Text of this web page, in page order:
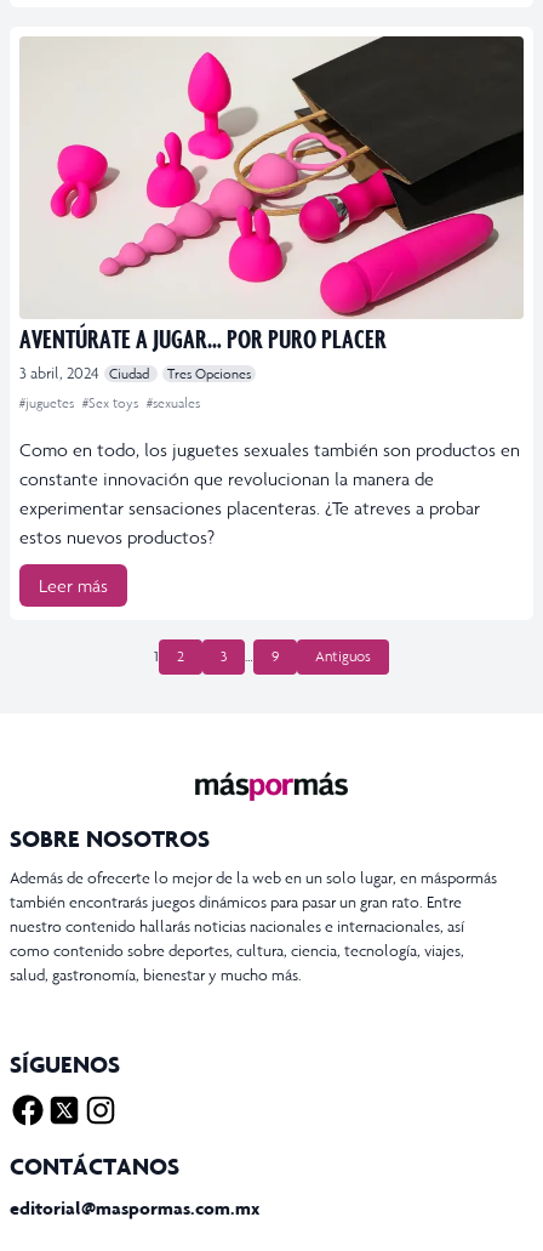
AVENTÚRATE A JUGAR… POR PURO PLACER
3 abril, 2024 Ciudad
Tres Opciones
#juguetes #Sex toys #sexuales
Como en todo, los juguetes sexuales también son productos en
constante innovación que revolucionan la manera de
experimentar sensaciones placenteras. ¿Te atreves a probar
estos nuevos productos?
Leer más
1 2 3 … 9 Antiguos
SOBRE NOSOTROS
Además de ofrecerte lo mejor de la web en un solo lugar, en máspormás
también encontrarás juegos dinámicos para pasar un gran rato. Entre
nuestro contenido hallarás noticias nacionales e internacionales, así
como contenido sobre deportes, cultura, ciencia, tecnología, viajes,
salud, gastronomía, bienestar y mucho más.
SÍGUENOS
CONTÁCTANOS
editorial@maspormas.com.mx